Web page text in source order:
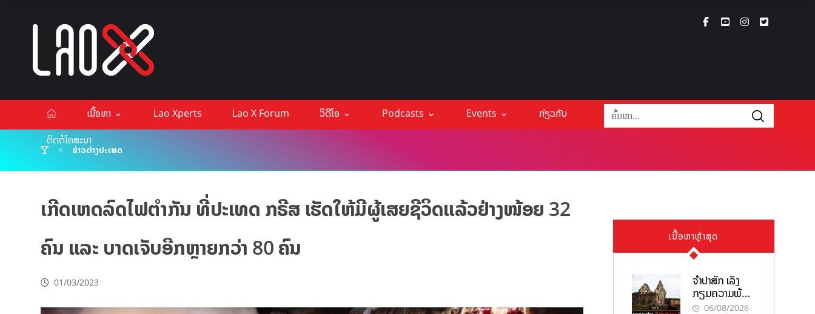
ເນື້ອຫາ Lao Xperts Lao X Forum ວິດີໂອ Podcasts Events
ກ່ຽວກັບ
ຕິດຕໍ່ໂຄສະນາ
ຂ່າວຕ່າງປະເທດ
ເກີດເຫດລົດໄຟຕໍາກັນ ທີ່ປະເທດ ກຣີສ ເຮັດໃຫ້ມີຜູ້ເສຍຊີວິດແລ້ວຢ່າງໜ້ອຍ 32
ຄົນ ແລະ ບາດເຈັບອີກຫຼາຍກວ່າ 80 ຄົນ
01/03/2023
ເນື້ອຫາຫຼ້າສຸດ
ຈຳປາສັກ ເລັ່ງ
ກຽມຄວາມພ້ອມ
“ປີທ່ອງທ່ຽວ
06/08/2026